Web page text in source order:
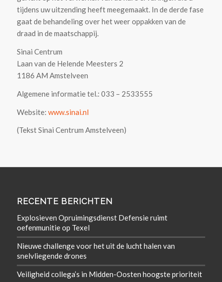
tijdens uw uitzending heeft meegemaakt. In de derde fase
gaat de behandeling over het weer oppakken van de
draad in de maatschappij.
Sinai Centrum
Laan van de Helende Meesters 2
1186 AM Amstelveen
Algemene informatie tel.: 033 – 2533555
Website: www.sinai.nl
(Tekst Sinai Centrum Amstelveen)
RECENTE BERICHTEN
Explosieven Opruimingsdienst Defensie ruimt
oefenmunitie op Texel
Nieuwe challenge voor het uit de lucht halen van
snelvliegende drones
Veiligheid collega’s in Midden-Oosten hoogste prioriteit